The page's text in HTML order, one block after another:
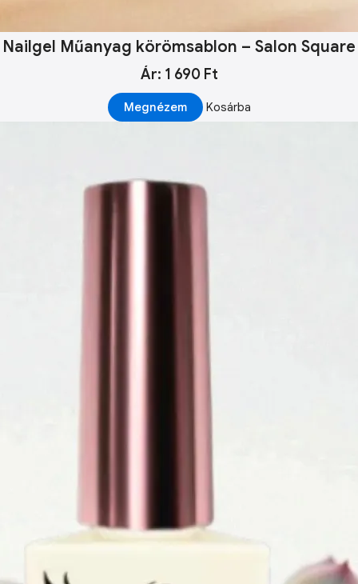
Nailgel Műanyag körömsablon – Salon Square
Ár: 1 690 Ft
Megnézem Kosárba